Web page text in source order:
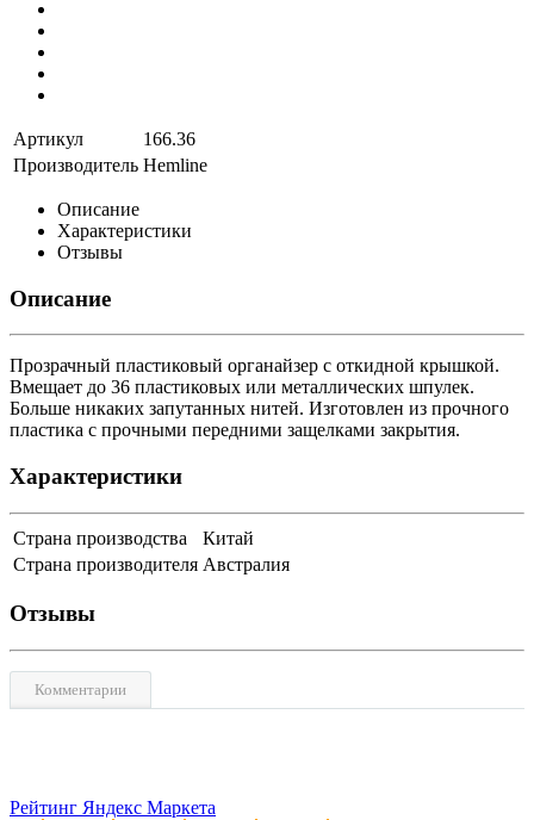
Артикул
166.36
Производитель Hemline
Описание
Характеристики
Отзывы
Описание
Прозрачный пластиковый органайзер с откидной крышкой.
Вмещает до 36 пластиковых или металлических шпулек.
Больше никаких запутанных нитей. Изготовлен из прочного
пластика с прочными передними защелками закрытия.
Характеристики
Страна производства
Китай
Страна производителя Австралия
Отзывы
Комментарии
Рейтинг Яндекс Маркета